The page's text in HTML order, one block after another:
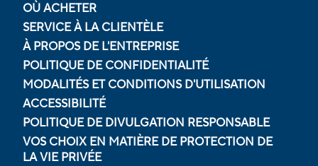
OÙ ACHETER
SERVICE À LA CLIENTÈLE
À PROPOS DE L'ENTREPRISE
POLITIQUE DE CONFIDENTIALITÉ
MODALITÉS ET CONDITIONS D'UTILISATION
ACCESSIBILITÉ
POLITIQUE DE DIVULGATION RESPONSABLE
VOS CHOIX EN MATIÈRE DE PROTECTION DE
LA VIE PRIVÉE